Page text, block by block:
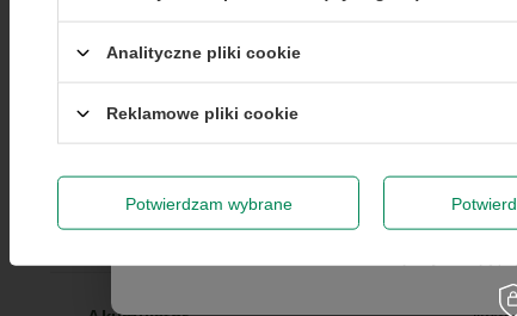
Seria
Gwarancja
Rabat 50 zł przy zamówieniach
Wyrażam zgodę na przetwarzanie
Analityczne pliki cookie
Reklamowe pliki cookie
Potwierdzam wybrane